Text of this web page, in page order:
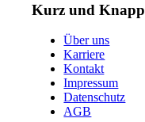
Kurz und Knapp
Über uns
Karriere
Kontakt
Impressum
Datenschutz
AGB